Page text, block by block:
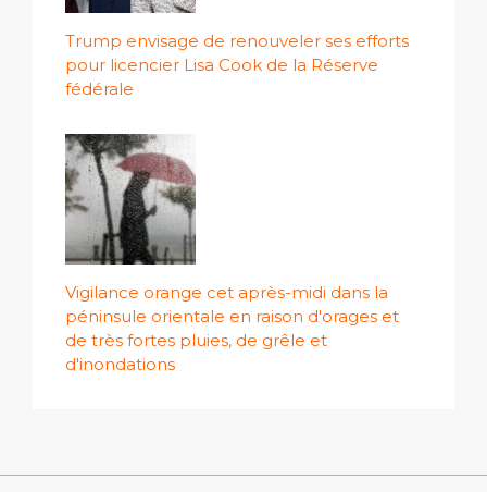
Trump envisage de renouveler ses efforts
pour licencier Lisa Cook de la Réserve
fédérale
Vigilance orange cet après-midi dans la
péninsule orientale en raison d'orages et
de très fortes pluies, de grêle et
d'inondations